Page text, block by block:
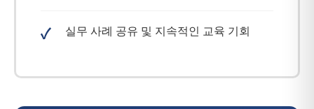
✓ 실무 사례 공유 및 지속적인 교육 기회